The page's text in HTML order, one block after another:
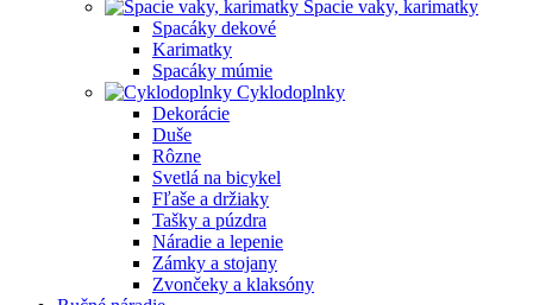
Spacie vaky, karimatky
Spacáky dekové
Karimatky
Spacáky múmie
Cyklodoplnky
Dekorácie
Duše
Rôzne
Svetlá na bicykel
Fľaše a držiaky
Tašky a púzdra
Náradie a lepenie
Zámky a stojany
Zvončeky a klaksóny